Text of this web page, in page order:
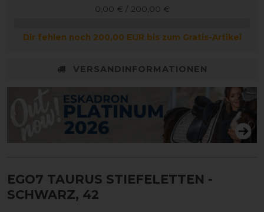
0,00 € / 200,00 €
Dir fehlen noch 200,00 EUR bis zum Gratis-Artikel
VERSANDINFORMATIONEN
EGO7 TAURUS STIEFELETTEN -
SCHWARZ, 42